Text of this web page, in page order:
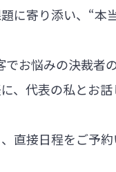
に寄り添い、“本
お悩みの決裁者
、代表の私とお話
直接日程をご予約